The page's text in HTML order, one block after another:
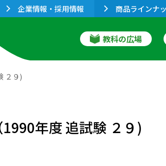
企業情報・採用情報 商品ラインナ
教科の広場
２９)
年度 追試験 ２９)